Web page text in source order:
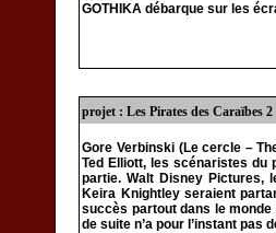
GOTHIKA débarque sur les
projet : Les Pirates des Caraïbes 2
Gore Verbinski (Le cercle –
Ted Elliott, les scénaristes du
partie. Walt Disney Pictures,
Keira Knightley seraient
succès partout dans le
de suite n’a pour l’instant pas